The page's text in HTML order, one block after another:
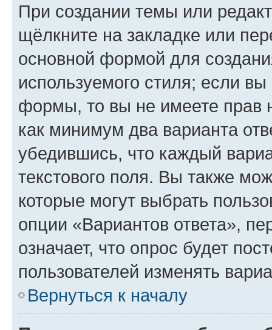
При создании темы или
щёлкните на закладке или
основной формой для
используемого стиля; если
формы, то вы не имеете прав
как минимум два варианта
убедившись, что каждый
текстового поля. Вы также
которые могут выбрать
опции «Вариантов ответа»,
означает, что опрос будет
пользователей изменять
Вернуться к началу